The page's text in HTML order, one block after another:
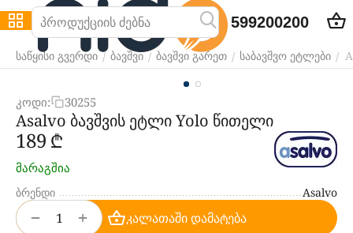
599200200
საწყისი გვერდი / ბავშვი / ბავშვი გარეთ / საბავშვო ეტლები /
კოდი: 30255
Asalvo ბავშვის ეტლი Yolo წითელი
‍189‍ ₾
მარაგშია
ბრენდი Asalvo
+
− კალათაში დამატება